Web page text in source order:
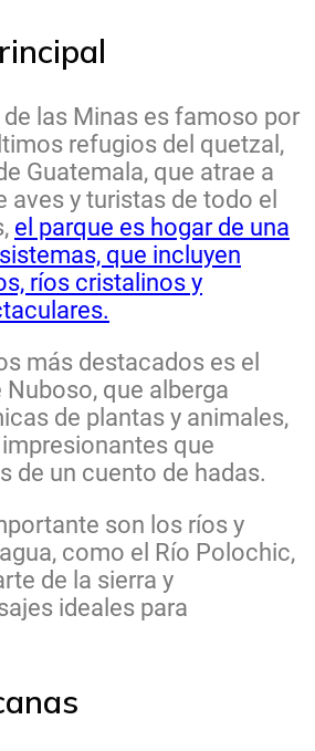
de las Minas es famoso por
refugios del quetzal,
Guatemala, que atrae a
aves y turistas de todo el
el parque es hogar de una
que incluyen
ríos cristalinos y
más destacados es el
que alberga
de plantas y animales,
que
de un cuento de hadas.
son los ríos y
como el Río Polochic,
de la sierra y
ideales para